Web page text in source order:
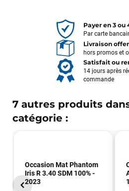
Payer en 3 ou
Par carte
Livraison
hors promos et
Satisfait ou
14 jours après
commande
7 autres produits
catégorie :
Occasion Mat Phantom
Iris R 3.40 SDM 100% -
2023